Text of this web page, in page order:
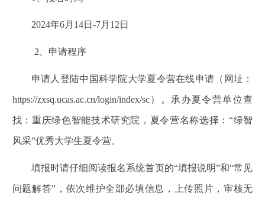
2024年6月14日-7月12日
2 、申请程序
申请人登陆中国科学院大学夏令营在线申请（网址：
https://zxsq.ucas.ac.cn/login/index/sc）。承办夏令营单位查
找：重庆绿色智能技术研究院，夏令营名称选择：“绿智
风采”优秀大学生夏令营。
填报时请仔细阅读报名系统首页的“填报说明”和“常见
问题解答”，依次维护全部必填信息，上传照片，审核无